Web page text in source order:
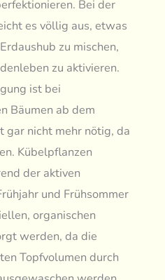
Bei der
es völlig aus, etwas
zu mischen,
zu aktivieren.
ist bei
Bäumen ab dem
gar nicht mehr nötig, da
Kübelpflanzen
der aktiven
und Frühsommer
organischen
werden, da die
Topfvolumen durch